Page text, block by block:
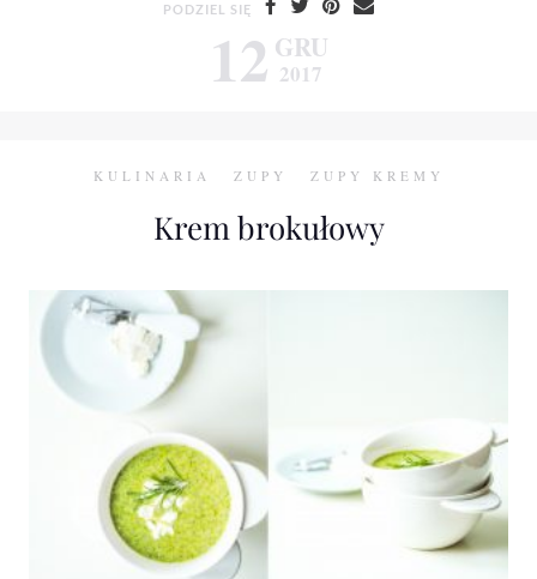
12 GRU
2017
PODZIEL SIĘ
KULINARIA ZUPY ZUPY KREMY
Krem brokułowy